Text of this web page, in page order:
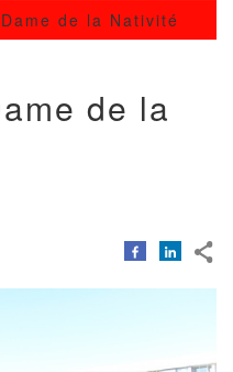
de la Nativité
de la